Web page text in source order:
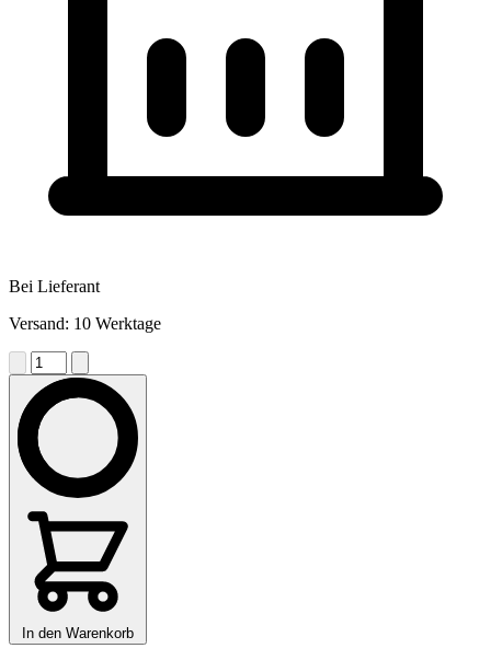
Bei Lieferant
Versand: 10 Werktage
In den Warenkorb